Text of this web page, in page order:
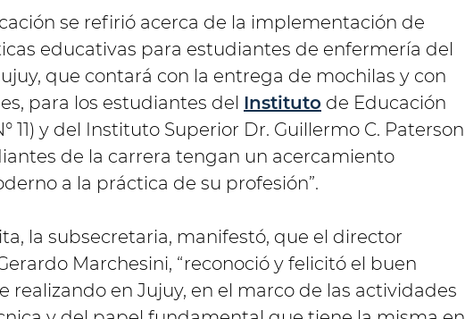
se refirió acerca de la implementación de
educativas para estudiantes de enfermería del
que contará con la entrega de mochilas y con
para los estudiantes del Instituto de Educación
11) y del Instituto Superior Dr. Guillermo C. Paterson
de la carrera tengan un acercamiento
a la práctica de su profesión”.
la subsecretaria, manifestó, que el director
Marchesini, “reconoció y felicitó el buen
realizando en Jujuy, en el marco de las actividades